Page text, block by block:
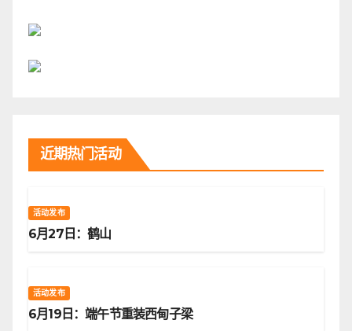
近期热门活动
活动发布
6月27日：鹤山
活动发布
6月19日：端午节重装西甸子梁